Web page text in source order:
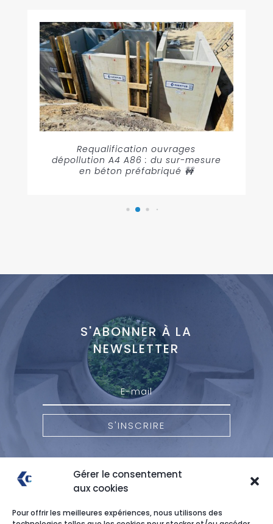
Gérer le consentement
aux cookies
Pour offrir les meilleures expériences, nous utilisons des
Requalification ouvrages
dépollution A4 A86 : du sur-mesure
en béton préfabriqué 🚧
S'ABONNER À LA
NEWSLETTER
S'INSCRIRE